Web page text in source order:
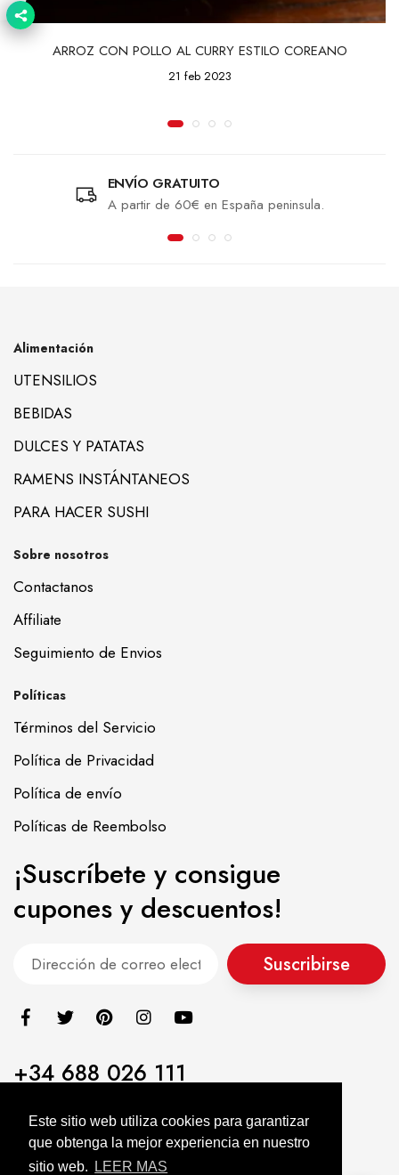
Este sitio web utiliza cookies para garantizar
que obtenga la mejor experiencia en nuestro
sitio web.
LEER MAS
ARROZ CON POLLO AL CURRY ESTILO COREANO
21 feb 2023
ENVÍO GRATUITO
A partir de 60€ en España peninsula.
Alimentación
UTENSILIOS
BEBIDAS
DULCES Y PATATAS
RAMENS INSTÁNTANEOS
PARA HACER SUSHI
Sobre nosotros
Contactanos
Affiliate
Seguimiento de Envios
Políticas
Términos del Servicio
Política de Privacidad
Política de envío
Políticas de Reembolso
¡Suscríbete y consigue
cupones y descuentos!
Suscribirse
+34 688 026 111
Alimentación Asiatica KIMJIA © 2022. All Rights Reserved